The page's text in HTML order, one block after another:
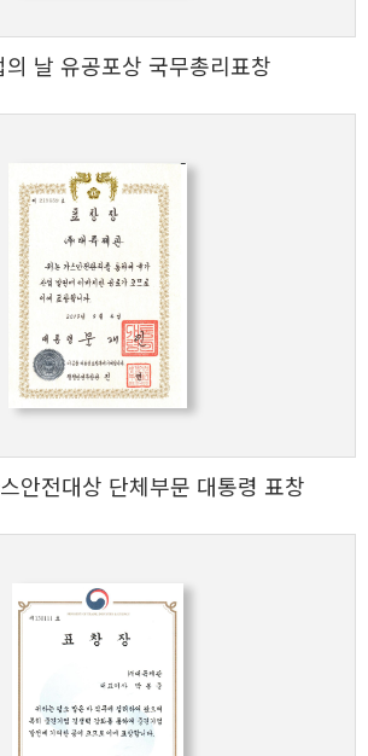
의 날 유공포상 국무총리표창
안전대상 단체부문 대통령 표창